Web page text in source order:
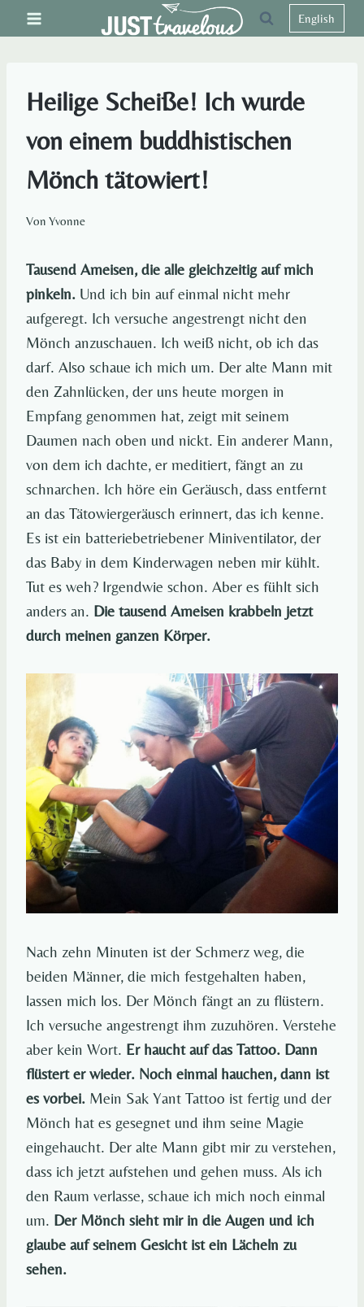
Zum
Inhalt
English
Heilige Scheiße! Ich wurde
von einem buddhistischen
Mönch tätowiert!
Von Yvonne
Tausend Ameisen, die alle gleichzeitig auf mich
pinkeln. Und ich bin auf einmal nicht mehr
aufgeregt. Ich versuche angestrengt nicht den
Mönch anzuschauen. Ich weiß nicht, ob ich das
darf. Also schaue ich mich um. Der alte Mann mit
den Zahnlücken, der uns heute morgen in
Empfang genommen hat, zeigt mit seinem
Daumen nach oben und nickt. Ein anderer Mann,
von dem ich dachte, er meditiert, fängt an zu
schnarchen. Ich höre ein Geräusch, dass entfernt
an das Tätowiergeräusch erinnert, das ich kenne.
Es ist ein batteriebetriebener Miniventilator, der
das Baby in dem Kinderwagen neben mir kühlt.
Tut es weh? Irgendwie schon. Aber es fühlt sich
anders an. Die tausend Ameisen krabbeln jetzt
durch meinen ganzen Körper.
Nach zehn Minuten ist der Schmerz weg, die
beiden Männer, die mich festgehalten haben,
lassen mich los. Der Mönch fängt an zu flüstern.
Ich versuche angestrengt ihm zuzuhören. Verstehe
aber kein Wort. Er haucht auf das Tattoo. Dann
flüstert er wieder. Noch einmal hauchen, dann ist
es vorbei. Mein Sak Yant Tattoo ist fertig und der
Mönch hat es gesegnet und ihm seine Magie
eingehaucht. Der alte Mann gibt mir zu verstehen,
dass ich jetzt aufstehen und gehen muss. Als ich
den Raum verlasse, schaue ich mich noch einmal
um. Der Mönch sieht mir in die Augen und ich
glaube auf seinem Gesicht ist ein Lächeln zu
sehen.